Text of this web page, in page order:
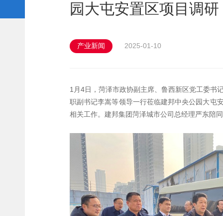
园大屯安置区项目调研
产业新闻 2025-01-10
1月4日，菏泽市政协副主席、鲁西新区党工委书
职副书记李嵩等领导一行莅临建邦中央公园大屯
相关工作。建邦集团菏泽城市公司总经理严东陪